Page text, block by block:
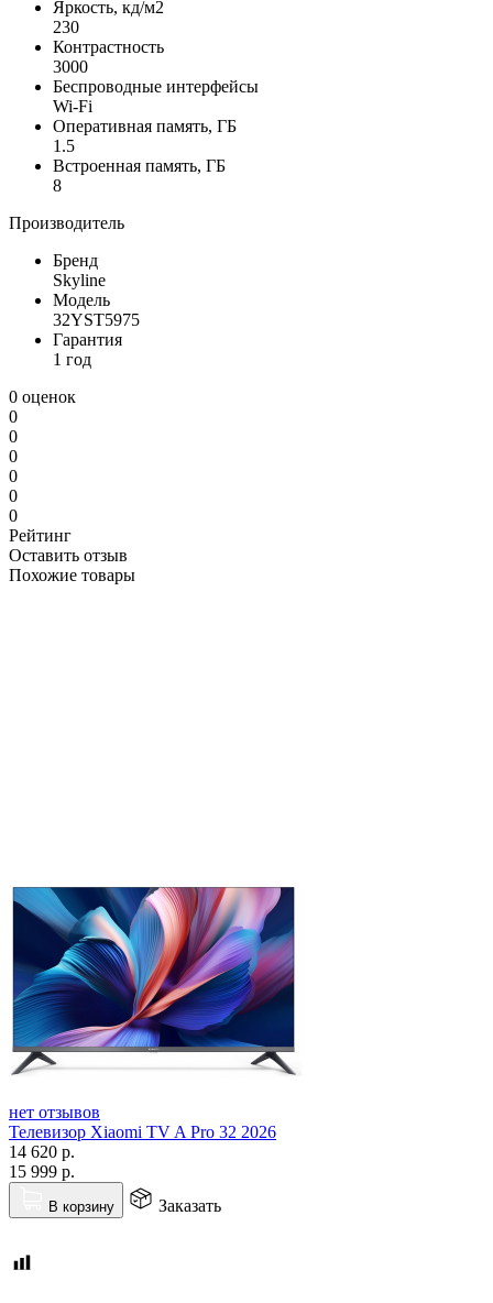
Яркость, кд/м2
230
Контрастность
3000
Беспроводные интерфейсы
Wi-Fi
Оперативная память, ГБ
1.5
Встроенная память, ГБ
8
Производитель
Бренд
Skyline
Модель
32YST5975
Гарантия
1 год
0 оценок
0
0
0
0
0
0
Рейтинг
Оставить отзыв
Похожие товары
нет отзывов
Телевизор Xiaomi TV A Pro 32 2026
14 620 р.
15 999 р.
В корзину Заказать